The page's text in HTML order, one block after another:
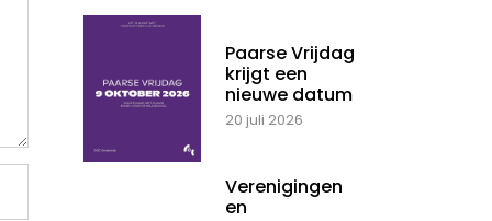
Paarse Vrijdag
krijgt een
nieuwe datum
20 juli 2026
Verenigingen
en